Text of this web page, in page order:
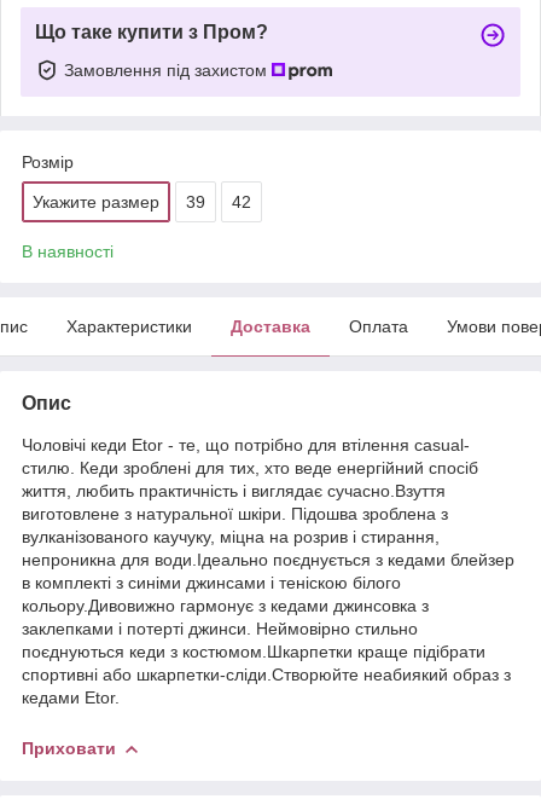
Що таке купити з Пром?
Замовлення під захистом
Розмір
Укажите размер 39 42
В наявності
Характеристики Доставка Оплата Умови
Опис
Чоловічі кеди Etor - те, що потрібно для втілення casual-
стилю. Кеди зроблені для тих, хто веде енергійний спосіб
життя, любить практичність і виглядає сучасно.Взуття
виготовлене з натуральної шкіри. Підошва зроблена з
вулканізованого каучуку, міцна на розрив і стирання,
непроникна для води.Ідеально поєднується з кедами блейзер
в комплекті з синіми джинсами і теніскою білого
кольору.Дивовижно гармонує з кедами джинсовка з
заклепками і потерті джинси. Неймовірно стильно
поєднуються кеди з костюмом.Шкарпетки краще підібрати
спортивні або шкарпетки-сліди.Створюйте неабиякий образ з
кедами Etor.
Приховати